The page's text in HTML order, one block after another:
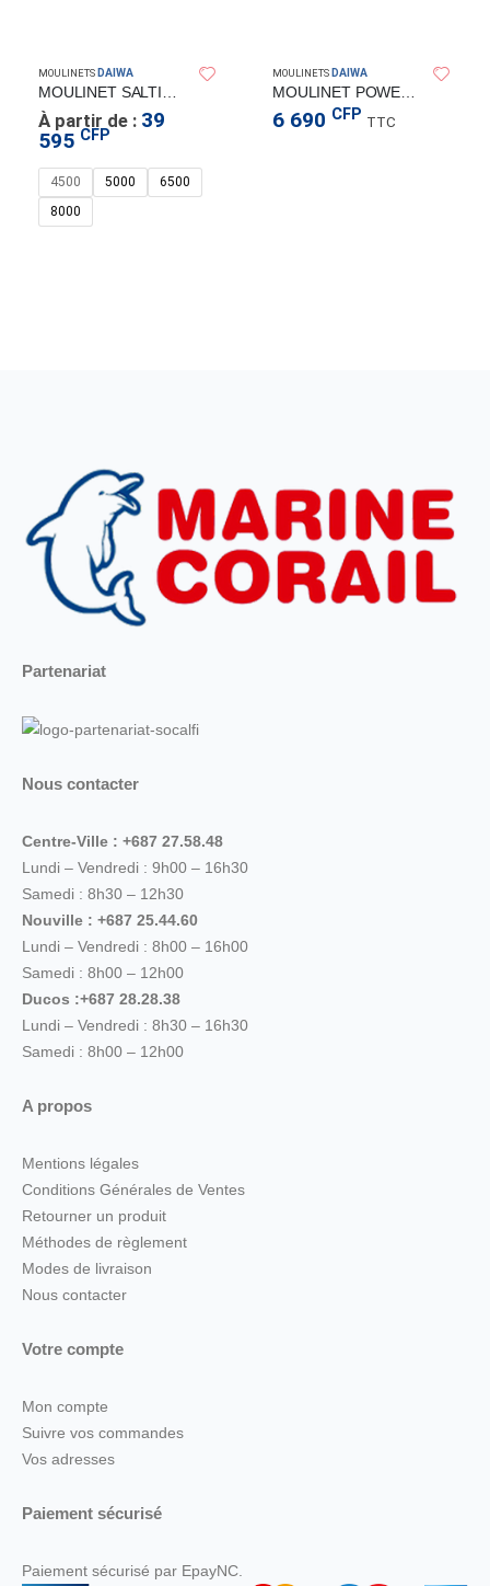
MOULINETS DAIWA
MOULINET SALTIST LTD DAIWA
À partir de : 39
595 CFP
4500 5000
6500
8000
MOULINETS DAIWA
MOULINET POWER CAST 50WL
6 690 CFP TTC
Partenariat
Nous contacter
Centre-Ville : +687 27.58.48
Lundi – Vendredi : 9h00 – 16h30
Samedi : 8h30 – 12h30
Nouville : +687 25.44.60
Lundi – Vendredi : 8h00 – 16h00
Samedi : 8h00 – 12h00
Ducos :+687 28.28.38
Lundi – Vendredi : 8h30 – 16h30
Samedi : 8h00 – 12h00
A propos
Mentions légales
Conditions Générales de Ventes
Retourner un produit
Méthodes de règlement
Modes de livraison
Nous contacter
Votre compte
Mon compte
Suivre vos commandes
Vos adresses
Paiement sécurisé
Paiement sécurisé par EpayNC.